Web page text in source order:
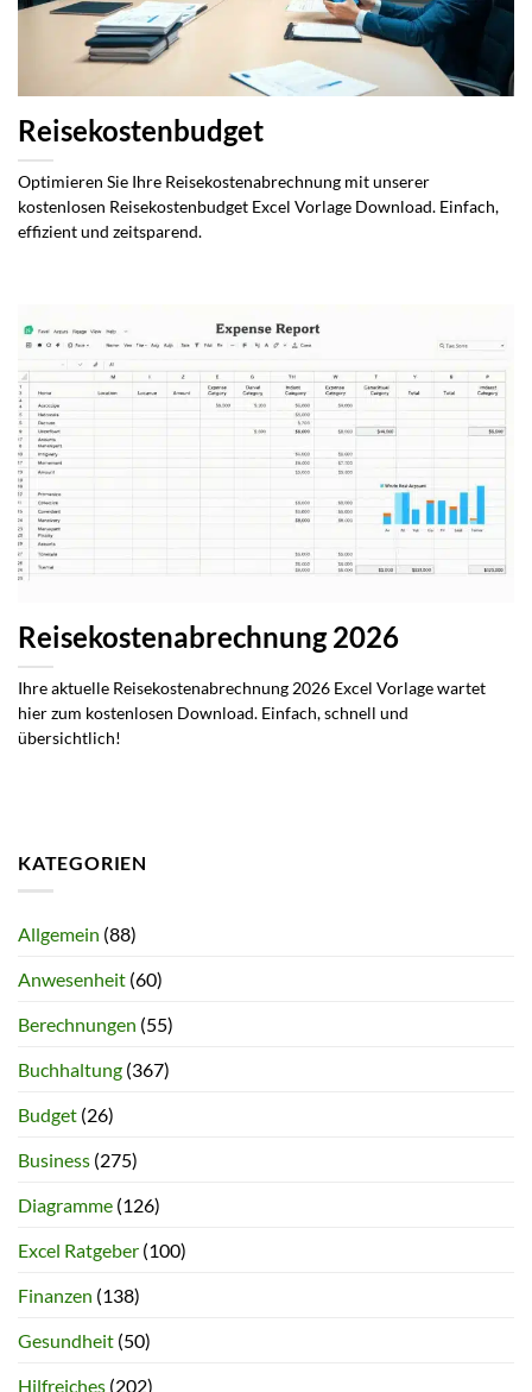
Reisekostenbudget
Optimieren Sie Ihre Reisekostenabrechnung mit unserer
kostenlosen Reisekostenbudget Excel Vorlage Download. Einfach,
effizient und zeitsparend.
Reisekostenabrechnung 2026
Ihre aktuelle Reisekostenabrechnung 2026 Excel Vorlage wartet
hier zum kostenlosen Download. Einfach, schnell und
übersichtlich!
KATEGORIEN
Allgemein (88)
Anwesenheit (60)
Berechnungen (55)
Buchhaltung (367)
Budget (26)
Business (275)
Diagramme (126)
Excel Ratgeber (100)
Finanzen (138)
Gesundheit (50)
Hilfreiches (202)